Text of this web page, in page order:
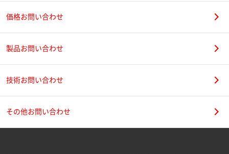
価格お問い合わせ
製品お問い合わせ
技術お問い合わせ
その他お問い合わせ